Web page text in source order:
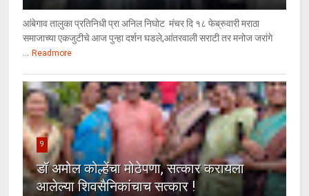
आंबेगाव तालुका प्रतिनिधी प्रा अनिल निघोट मंचर दि १८ फेब्रुवारी मराठा
समाजाच्या एकजुटीचे आज पुन्हा दर्शन घडले,आंतरवाली सराटी तर मनोज जरांगे
... Readmore
9
डॉ अमोल कोल्हेंचा मोठेपणा, सत्कार करायला
आलेल्या शिवसैनिकांचाच सत्कार !